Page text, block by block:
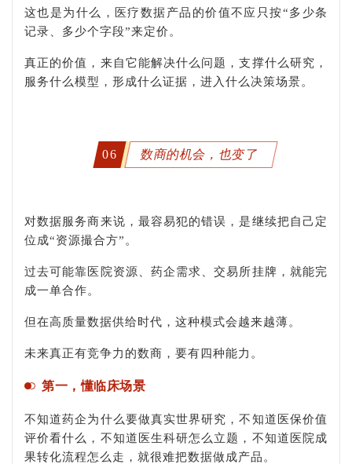
这也是为什么，医疗数据产品的价值不应只按“多少条
记录、多少个字段”来定价。
真正的价值，来自它能解决什么问题，支撑什么研究，
服务什么模型，形成什么证据，进入什么决策场景。
06 数商的机会，也变了
对数据服务商来说，最容易犯的错误，是继续把自己定
位成“资源撮合方”。
过去可能靠医院资源、药企需求、交易所挂牌，就能完
成一单合作。
但在高质量数据供给时代，这种模式会越来越薄。
未来真正有竞争力的数商，要有四种能力。
第一，懂临床场景
不知道药企为什么要做真实世界研究，不知道医保价值
评价看什么，不知道医生科研怎么立题，不知道医院成
果转化流程怎么走，就很难把数据做成产品。